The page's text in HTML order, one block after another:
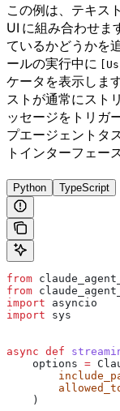
この例は、テキス
UI に組み合わせま
ているかどうかを
ールの実行中に
ケータを表示しま
ストが通常にスト
ッセージをトリガ
プエージェントタ
トインターフェー
Python TypeScript
from
from
import asyncio
import sys
async def
    options
=
    )